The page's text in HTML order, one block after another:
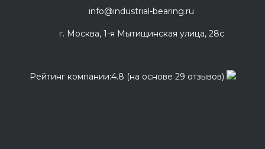
info@industrial-bearing.ru
г. Москва, 1-я Мытищинская улица, 28с
Рейтинг компании:4.8 (на основе 29 отзывов)